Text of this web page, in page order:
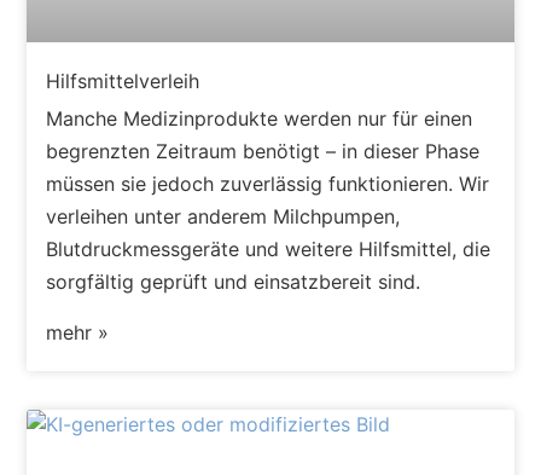
Hilfsmittelverleih
Manche Medizinprodukte werden nur für einen
begrenzten Zeitraum benötigt – in dieser Phase
müssen sie jedoch zuverlässig funktionieren. Wir
verleihen unter anderem Milchpumpen,
Blutdruckmessgeräte und weitere Hilfsmittel, die
sorgfältig geprüft und einsatzbereit sind.
mehr »